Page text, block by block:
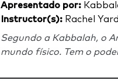
Apresentado por:
Instructor(s): Rachel
Segundo a Kabbalah, o
mundo físico. Tem o